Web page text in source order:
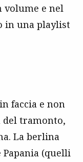
volume e nel
in una playlist
faccia e non
del tramonto,
La berlina
(quelli